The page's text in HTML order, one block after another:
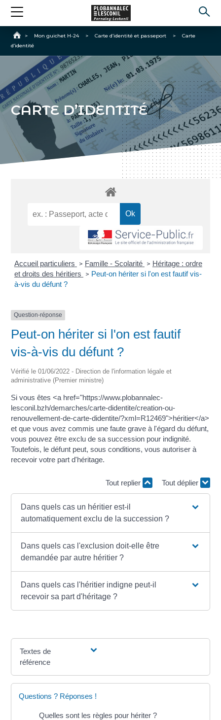
Accueil
> Mon guichet H-24 > Carte d’identité et passeport >
Carte
d’identité
CARTE D’IDENTITÉ
Accueil particuliers > Famille - Scolarité > Héritage : ordre
et droits des héritiers
> Peut-on hériter si l'on est fautif vis-
à-vis du défunt ?
Question-réponse
Peut-on hériter si l'on est fautif
vis-à-vis du défunt ?
Vérifié le 01/06/2022 - Direction de l'information légale et
administrative (Premier ministre)
Si vous êtes <a href="https://www.plobannalec-
lesconil.bzh/demarches/carte-didentite/creation-ou-
renouvellement-de-carte-didentite/?xml=R12469">héritier</a>
et que vous avez commis une faute grave à l'égard du défunt,
vous pouvez être exclu de sa succession pour indignité.
Toutefois, le défunt peut, sous conditions, vous autoriser à
recevoir votre part d'héritage.
Tout replier Tout déplier
Dans quels cas un héritier est-il
automatiquement exclu de la succession ?
Dans quels cas l'exclusion doit-elle être
demandée par autre héritier ?
Dans quels cas l'héritier indigne peut-il
recevoir sa part d'héritage ?
Textes de
référence
Questions ? Réponses !
Quelles sont les règles pour hériter ?